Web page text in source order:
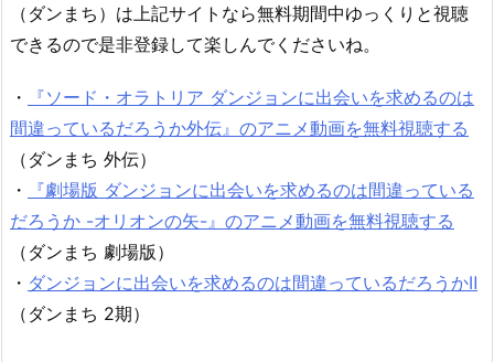
（ダンまち）は上記サイトなら無料期間中ゆっくりと視聴
できるので是非登録して楽しんでくださいね。
・
『ソード・オラトリア ダンジョンに出会いを求めるのは
間違っているだろうか外伝』のアニメ動画を無料視聴する
（ダンまち 外伝）
・
『劇場版 ダンジョンに出会いを求めるのは間違っている
だろうか -オリオンの矢-』のアニメ動画を無料視聴する
（ダンまち 劇場版）
・ ダンジョンに出会いを求めるのは間違っているだろうかⅡ
（ダンまち 2期）